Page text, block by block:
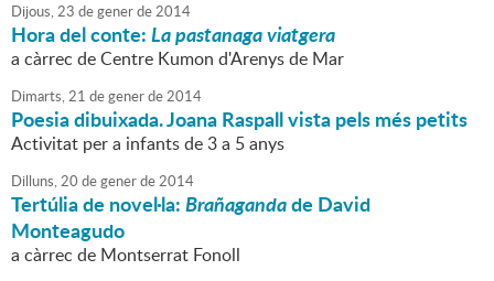
Dijous,23 degenerde2014
Hora del conte:La pastanaga viatgera
a càrrec de Centre Kumon d'Arenys de Mar
Dimarts,21 degenerde2014
Poesia dibuixada. Joana Raspall vista pels més petits
Activitat per a infants de 3 a 5 anys
Dilluns,20 degenerde2014
Tertúlia de novel·la:Brañagandade David
Monteagudo
a càrrec de Montserrat Fonoll